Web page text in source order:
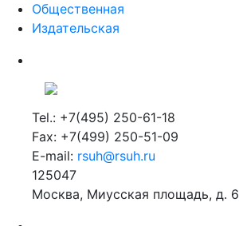
Общественная
Издательская
Tel.: +7(495) 250-61-18
Fax: +7(499) 250-51-09
E-mail: rsuh@rsuh.ru
125047
Москва, Миусская площадь, д. 6